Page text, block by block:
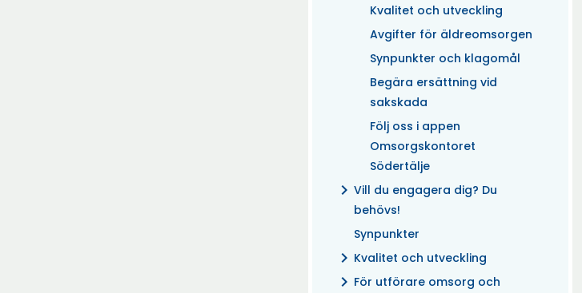
Kvalitet och utveckling
Avgifter för äldreomsorgen
Synpunkter och klagomål
Begära ersättning vid
sakskada
Följ oss i appen
Omsorgskontoret
Södertälje
chevron_right Vill du engagera dig? Du
behövs!
Synpunkter
chevron_right Kvalitet och utveckling
chevron_right För utförare omsorg och